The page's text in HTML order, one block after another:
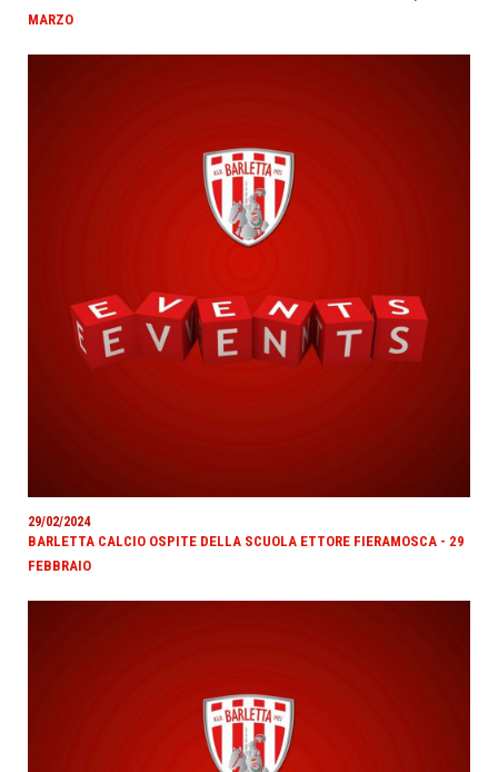
MARZO
29/02/2024
BARLETTA CALCIO OSPITE DELLA SCUOLA ETTORE FIERAMOSCA - 29
FEBBRAIO